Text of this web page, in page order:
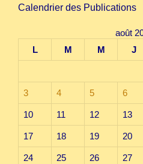
Calendrier des Publications
août
L
M M J
3 4 5 6
10 11 12 13
17 18 19 20
24 25 26 27